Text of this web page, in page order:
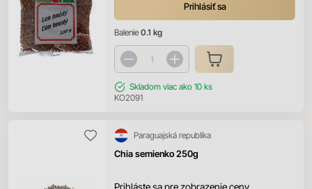
Prihlásiť sa
Balenie 0.1 kg
Skladom viac ako 10 ks
KO2091
Chia semienko 250g
Paraguajská republika
Prihláste sa pre zobrazenie ceny